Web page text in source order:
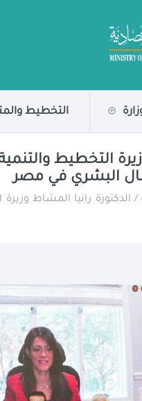
التخطيط
التخطيط
البشري في مصر
/ الدكتورة رانيا المشاط